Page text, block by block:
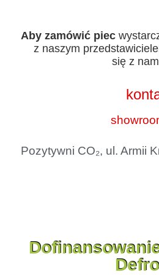
Aby zamówić piec
z naszym
się z
Pozytywni CO₂, ul. Armii
Defro